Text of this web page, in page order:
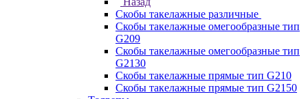
Скобы такелажные различные
Скобы такелажные омегообразные тип
G209
Скобы такелажные омегообразные тип
G2130
Скобы такелажные прямые тип G210
Скобы такелажные прямые тип G2150